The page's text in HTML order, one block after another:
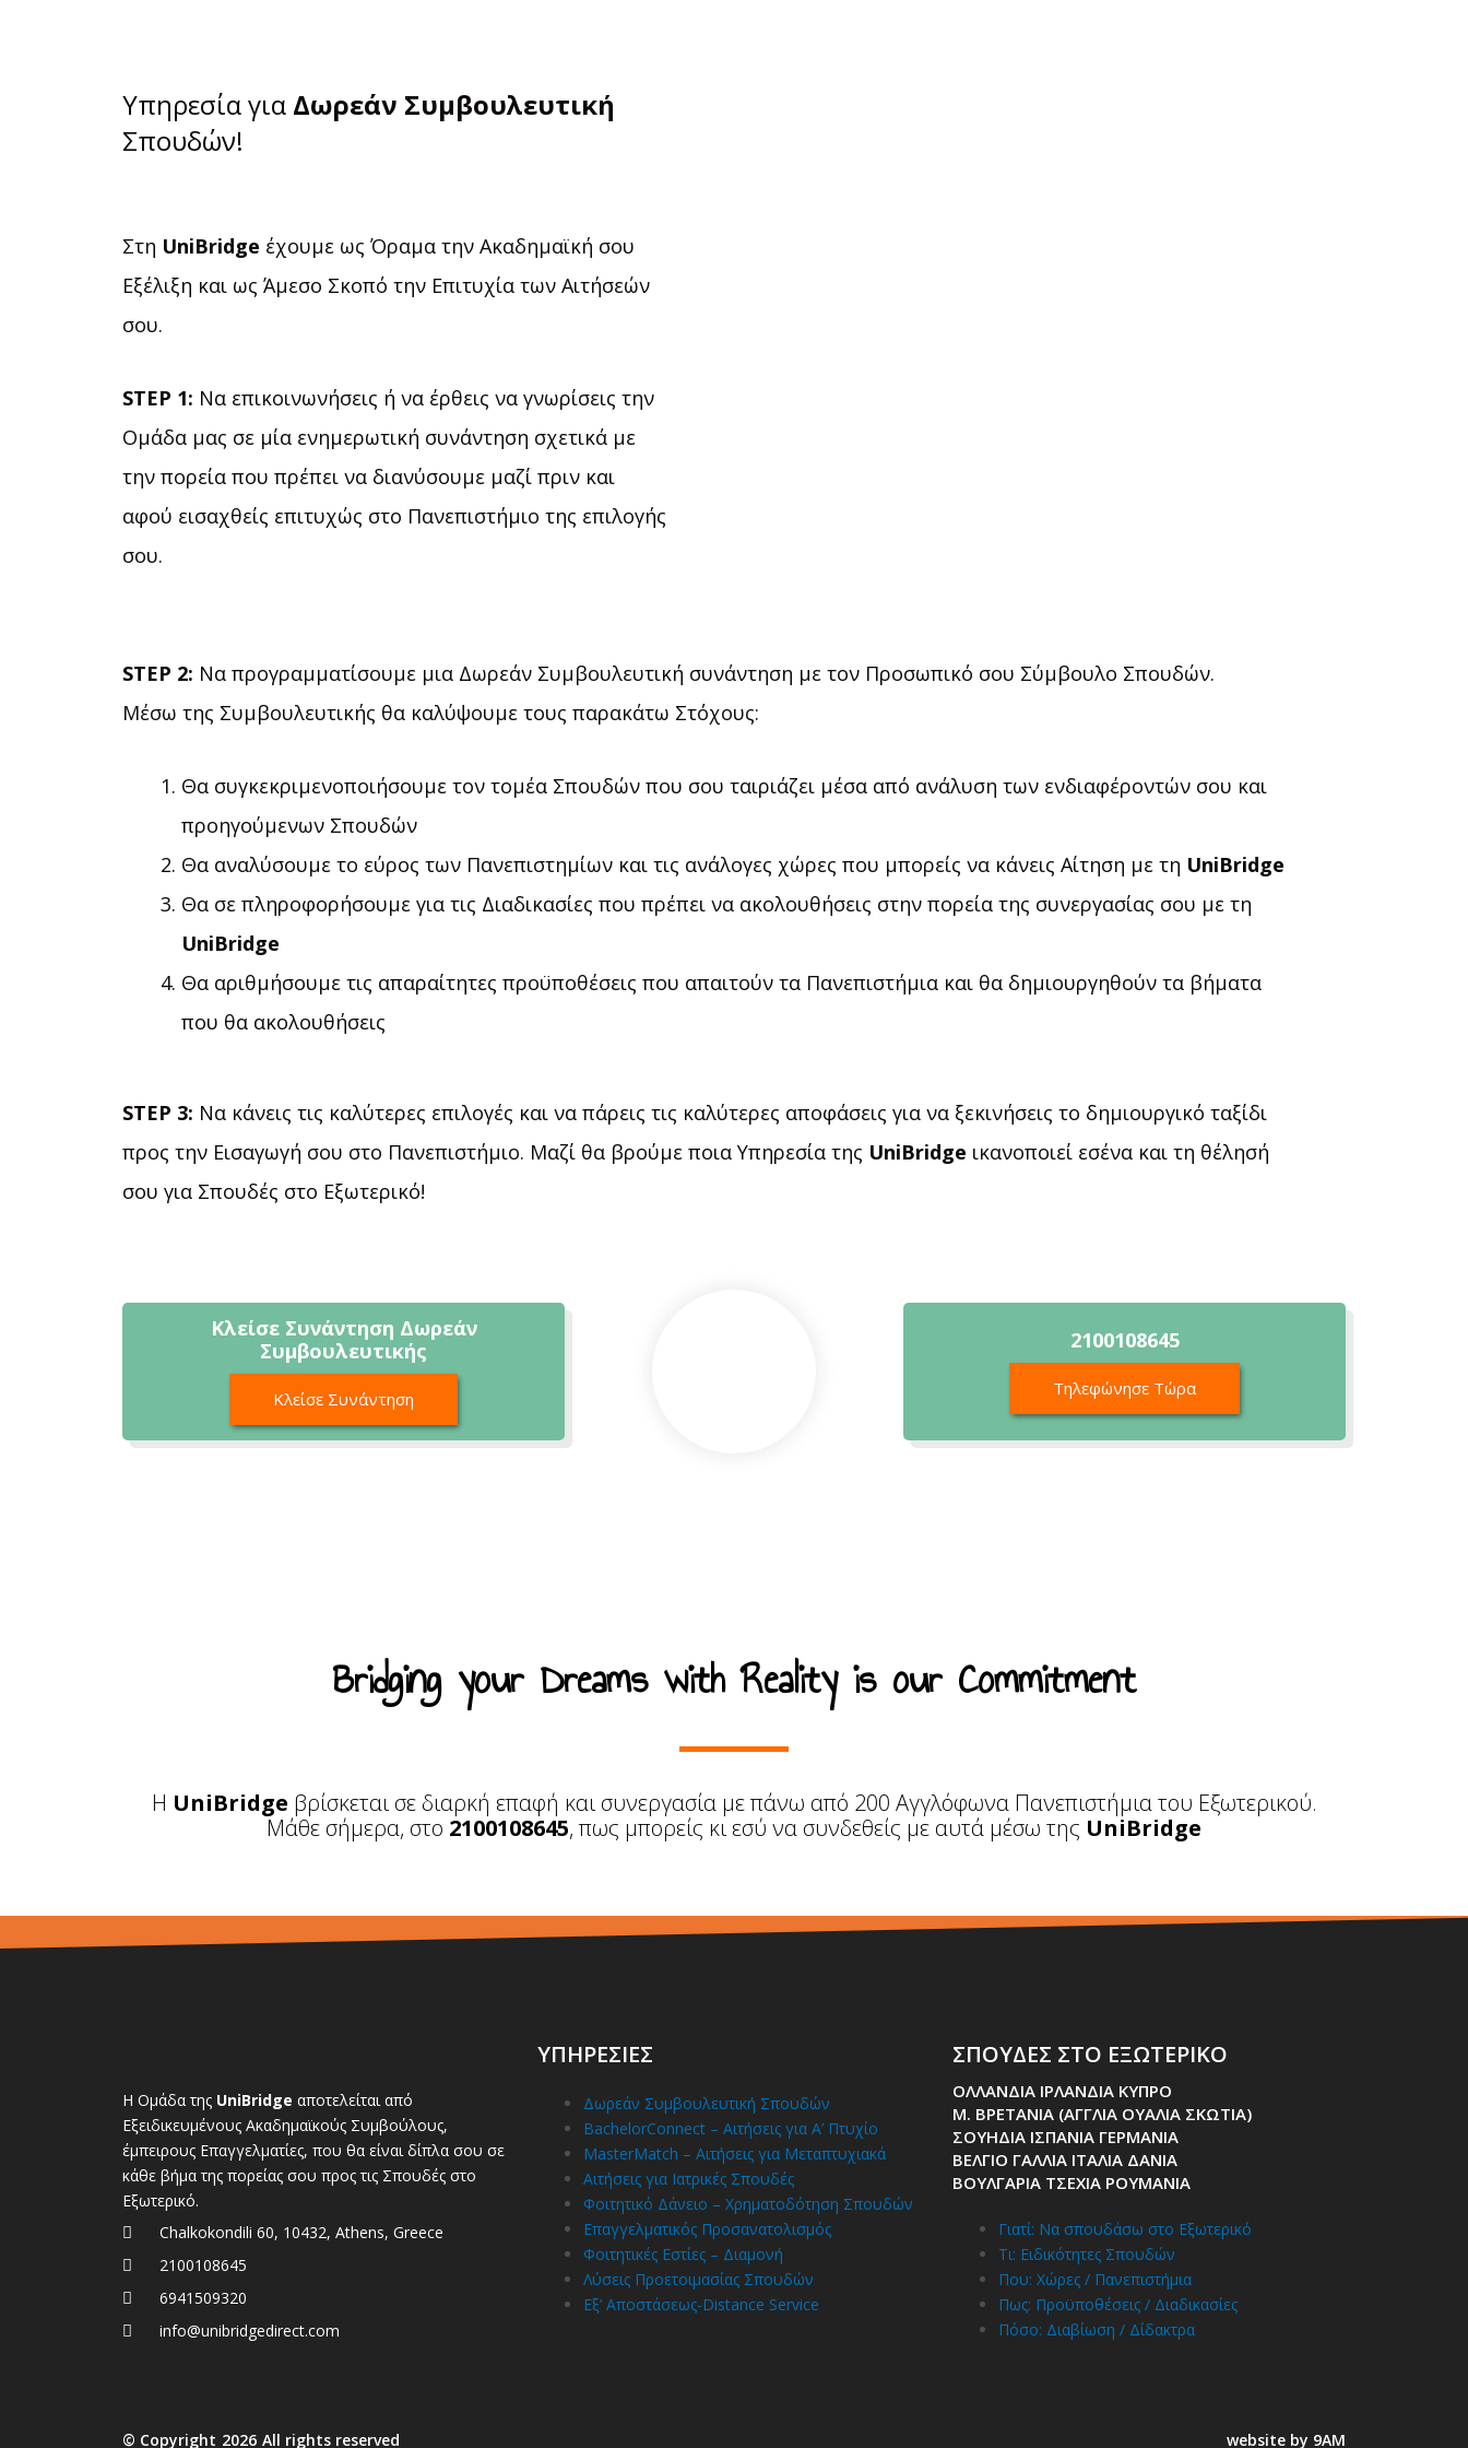
Υπηρεσία για Δωρεάν Συμβουλευτική
Σπουδών!
Στη UniBridge έχουμε ως Όραμα την Ακαδημαϊκή σου
Εξέλιξη και ως Άμεσο Σκοπό την Επιτυχία των Αιτήσεών
σου.
STEP 1: Να επικοινωνήσεις ή να έρθεις να γνωρίσεις την
Ομάδα μας σε μία ενημερωτική συνάντηση σχετικά με
την πορεία που πρέπει να διανύσουμε μαζί πριν και
αφού εισαχθείς επιτυχώς στο Πανεπιστήμιο της επιλογής
σου.
STEP 2: Να προγραμματίσουμε μια Δωρεάν Συμβουλευτική συνάντηση με τον Προσωπικό σου Σύμβουλο Σπουδών.
Μέσω της Συμβουλευτικής θα καλύψουμε τους παρακάτω Στόχους:
Θα συγκεκριμενοποιήσουμε τον τομέα Σπουδών που σου ταιριάζει μέσα από ανάλυση των ενδιαφέροντών σου και
προηγούμενων Σπουδών
Θα αναλύσουμε το εύρος των Πανεπιστημίων και τις ανάλογες χώρες που μπορείς να κάνεις Αίτηση με τη UniBridge
Θα σε πληροφορήσουμε για τις Διαδικασίες που πρέπει να ακολουθήσεις στην πορεία της συνεργασίας σου με τη
UniBridge
Θα αριθμήσουμε τις απαραίτητες προϋποθέσεις που απαιτούν τα Πανεπιστήμια και θα δημιουργηθούν τα βήματα
που θα ακολουθήσεις
STEP 3: Να κάνεις τις καλύτερες επιλογές και να πάρεις τις καλύτερες αποφάσεις για να ξεκινήσεις το δημιουργικό ταξίδι
προς την Εισαγωγή σου στο Πανεπιστήμιο. Μαζί θα βρούμε ποια Υπηρεσία της UniBridge ικανοποιεί εσένα και τη θέλησή
σου για Σπουδές στο Εξωτερικό!
Κλείσε Συνάντηση Δωρεάν
Συμβουλευτικής
Κλείσε Συνάντηση
2100108645
Τηλεφώνησε Τώρα
Bridging your Dreams with Reality is our Commitment
Η UniBridge βρίσκεται σε διαρκή επαφή και συνεργασία με πάνω από 200 Αγγλόφωνα Πανεπιστήμια του Εξωτερικού.
Μάθε σήμερα, στο 2100108645, πως μπορείς κι εσύ να συνδεθείς με αυτά μέσω της UniBridge
Η Ομάδα της UniBridge αποτελείται από
Εξειδικευμένους Ακαδημαϊκούς Συμβούλους,
έμπειρους Επαγγελματίες, που θα είναι δίπλα σου σε
κάθε βήμα της πορείας σου προς τις Σπουδές στο
Εξωτερικό.
Chalkokondili 60, 10432, Athens, Greece
2100108645
6941509320
info@unibridgedirect.com
ΥΠΗΡΕΣΙΕΣ
Δωρεάν Συμβουλευτική Σπουδών
BachelorConnect – Αιτήσεις για Α’ Πτυχίο
MasterMatch – Αιτήσεις για Μεταπτυχιακά
Αιτήσεις για Ιατρικές Σπουδές
Φοιτητικό Δάνειο – Χρηματοδότηση Σπουδών
Επαγγελματικός Προσανατολισμός
Φοιτητικές Εστίες – Διαμονή
Λύσεις Προετοιμασίας Σπουδών
Εξ’ Αποστάσεως-Distance Service
ΣΠΟΥΔΕΣ ΣΤΟ ΕΞΩΤΕΡΙΚΟ
ΟΛΛΑΝΔΙΑ ΙΡΛΑΝΔΙΑ ΚΥΠΡΟ
Μ. ΒΡΕΤΑΝΙΑ (ΑΓΓΛΙΑ ΟΥΑΛΙΑ ΣΚΩΤΙΑ)
ΣΟΥΗΔΙΑ ΙΣΠΑΝΙΑ ΓΕΡΜΑΝΙΑ
ΒΕΛΓΙΟ ΓΑΛΛΙΑ ΙΤΑΛΙΑ ΔΑΝΙΑ
ΒΟΥΛΓΑΡΙΑ ΤΣΕΧΙΑ ΡΟΥΜΑΝΙΑ
Γιατί: Nα σπουδάσω στο Εξωτερικό
Τι: Ειδικότητες Σπουδών
Που: Χώρες / Πανεπιστήμια
Πως: Προϋποθέσεις / Διαδικασίες
Πόσο: Διαβίωση / Δίδακτρα
© Copyright 2026 All rights reserved website by 9AM